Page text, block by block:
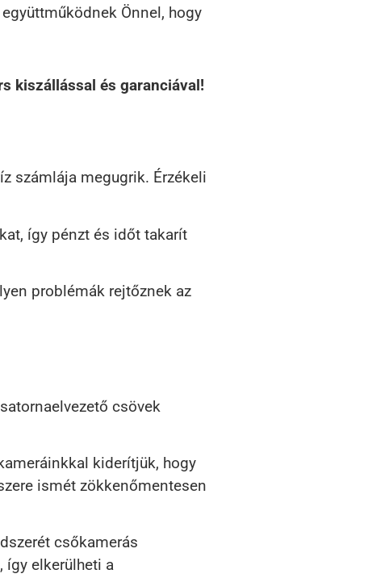
Önnel, hogy
kiszállással és garanciával!
számlája megugrik. Érzékeli
így pénzt és időt takarít
problémák rejtőznek az
csövek
kiderítjük, hogy
ismét zökkenőmentesen
csőkamerás
így elkerülheti a